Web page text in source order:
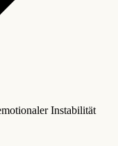
Instabilität